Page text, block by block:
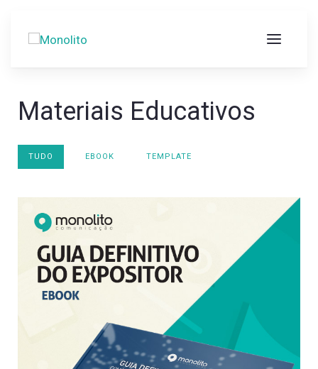
Materiais Educativos
TUDO EBOOK TEMPLATE
BAIXAR